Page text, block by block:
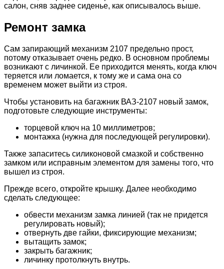
салон, сняв заднее сиденье, как описывалось выше.
Ремонт замка
Сам запирающий механизм 2107 предельно прост,
потому отказывает очень редко. В основном проблемы
возникают с личинкой. Ее приходится менять, когда ключ
теряется или ломается, к тому же и сама она со
временем может выйти из строя.
Чтобы установить на багажник ВАЗ-2107 новый замок,
подготовьте следующие инструменты:
торцевой ключ на 10 миллиметров;
монтажка (нужна для последующей регулировки).
Также запаситесь силиконовой смазкой и собственно
замком или исправным элементом для замены того, что
вышел из строя.
Прежде всего, откройте крышку. Далее необходимо
сделать следующее:
обвести механизм замка линией (так не придется
регулировать новый);
отвернуть две гайки, фиксирующие механизм;
вытащить замок;
закрыть багажник;
личинку протолкнуть внутрь.